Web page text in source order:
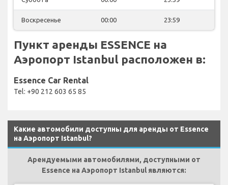
Воскресенье 00:00 23:59
Пункт аренды ESSENCE на
Аэропорт Istanbul расположен в:
Essence Car Rental
Tel: +90 212 603 65 85
Какие автомобили доступны для аренды от Essence
на Аэропорт Istanbul?
Арендуемыми автомобилями, доступными от
Essence на Аэропорт Istanbul являются: